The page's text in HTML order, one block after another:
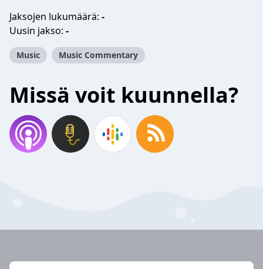
Jaksojen lukumäärä: -
Uusin jakso: -
Music Music Commentary
Missä voit kuunnella?